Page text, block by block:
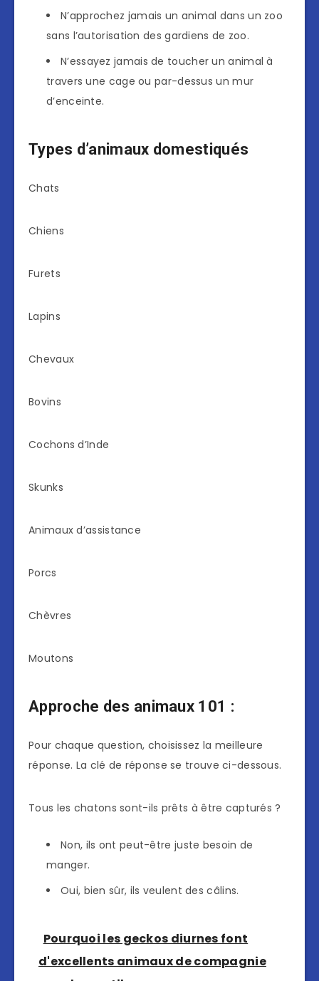
N’approchez jamais un animal dans un zoo
sans l’autorisation des gardiens de zoo.
N’essayez jamais de toucher un animal à
travers une cage ou par-dessus un mur
d’enceinte.
Types d’animaux domestiqués
Chats
Chiens
Furets
Lapins
Chevaux
Bovins
Cochons d’Inde
Skunks
Animaux d’assistance
Porcs
Chèvres
Moutons
Approche des animaux 101 :
Pour chaque question, choisissez la meilleure
réponse. La clé de réponse se trouve ci-dessous.
Tous les chatons sont-ils prêts à être capturés ?
Non, ils ont peut-être juste besoin de
manger.
Oui, bien sûr, ils veulent des câlins.
Pourquoi les geckos diurnes font
d'excellents animaux de compagnie